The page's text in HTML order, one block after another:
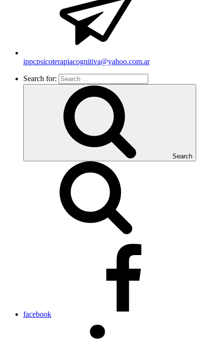
ippcpsicoterapiacognitiva@yahoo.com.ar
Search for:
Search
facebook